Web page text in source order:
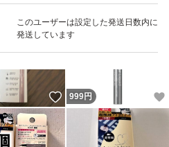
このユーザーは設定した発送日数内に
発送しています
いいね！
999円